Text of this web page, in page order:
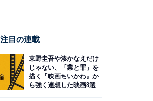
注目の連載
東野圭吾や湊かなえだけ
じゃない、「業と罪」を
描く『映画ちいかわ』か
ら強く連想した映画8選